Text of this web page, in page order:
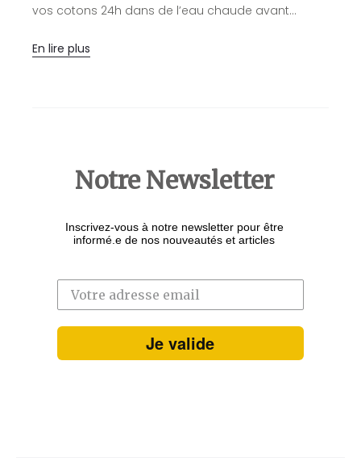
vos cotons 24h dans de l’eau chaude avant…
En lire plus
Notre Newsletter
Inscrivez-vous à notre newsletter pour être
informé.e de nos nouveautés et articles
Je valide